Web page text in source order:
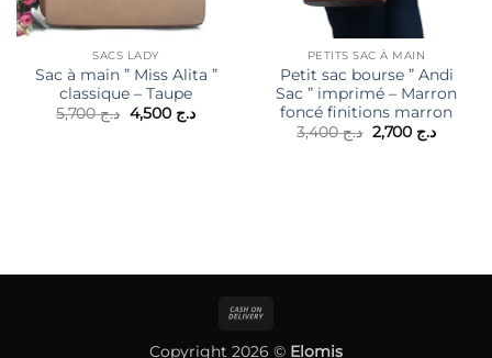
SACS LADY
Sac à main ” Miss Alita ”
classique – Taupe
د.ج5,700
Le
prix
د.ج 4,500
Le
PETITS SAC À MAIN
Petit sac bourse ” Andi
Sac ” imprimé – Marron
foncé finitions marron
د.ج3,400
Le
prix
د.ج 2,700
Le
Copyright 2026 © Elomis